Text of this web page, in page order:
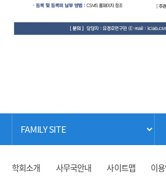
학회소개 사무국안내 사이트맵 이